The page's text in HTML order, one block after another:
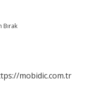
Bırak
mobidic.com.tr